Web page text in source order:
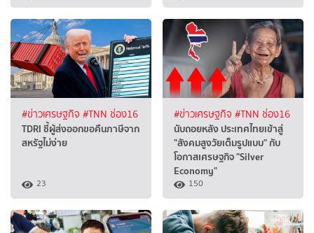
#ข่าวเศรษฐกิจ #TNN ช่อง16
TDRI ชี้ผู้ส่งออกขอคืนภาษีจาก
สหรัฐไม่ง่าย
23
#ข่าวเศรษฐกิจ #TNN ช่อง16
นับถอยหลัง ประเทศไทยเข้าสู่
"สังคมสูงวัยเต็มรูปแบบ" กับ
โอกาสเศรษฐกิจ "Silver
Economy"
150